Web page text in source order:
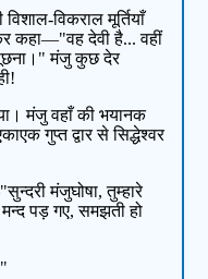
विकराल मूर्तियाँ
कहा—"वह देवी है... वहीं
मंजु कुछ देर
मंजु वहाँ की भयानक
गुप्त द्वार से सिद्धेश्वर
मंजुघोषा, तुम्हारे
पड़ गए, समझती हो